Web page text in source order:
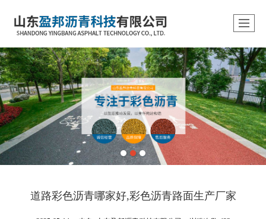
道路彩色沥青哪家好,彩色沥青路面生产厂家